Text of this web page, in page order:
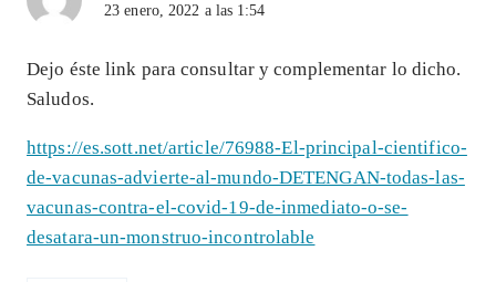
23 enero, 2022 a las 1:54
Dejo éste link para consultar y complementar lo dicho.
Saludos.
https://es.sott.net/article/76988-El-principal-cientifico-
de-vacunas-advierte-al-mundo-DETENGAN-todas-las-
vacunas-contra-el-covid-19-de-inmediato-o-se-
desatara-un-monstruo-incontrolable